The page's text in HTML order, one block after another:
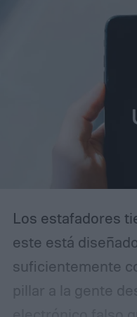
ayudaron a
para los
Los estafadores
este está
suficientemente
pillar a la gente